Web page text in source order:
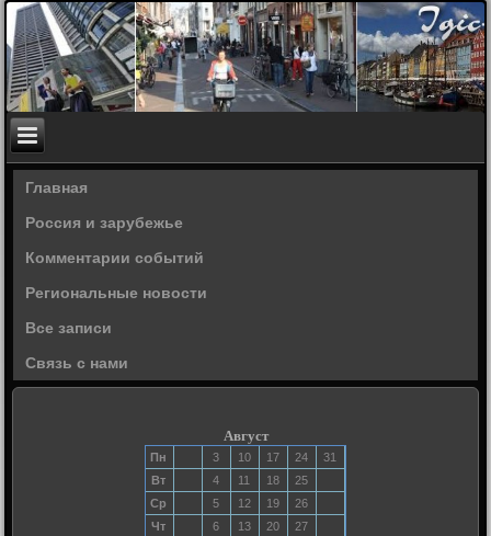
Главная
Россия и зарубежье
Комментарии событий
Региональные новости
Все записи
Связь с нами
Август
Пн 3 10 17 24
31
Вт
4 11 18
25
Ср
5 12 19
26
Чт
6 13 20
27